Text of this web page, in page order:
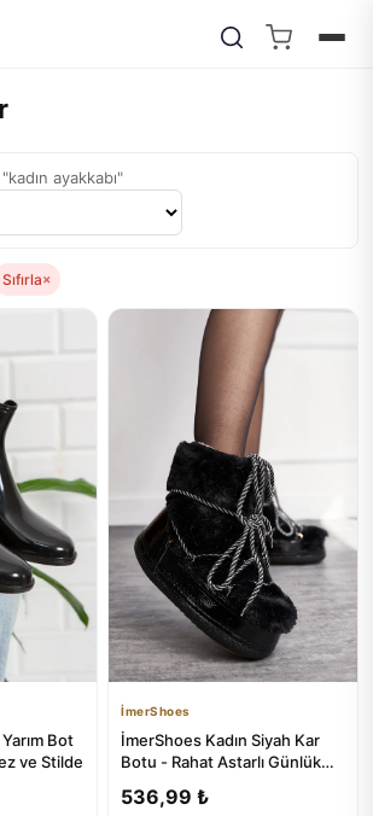
ayakkabı"
Sıfırla×
Bot
ve Stilde
İmerShoes
İmerShoes Kadın Siyah Kar
Botu - Rahat Astarlı Günlük
536,99 ₺